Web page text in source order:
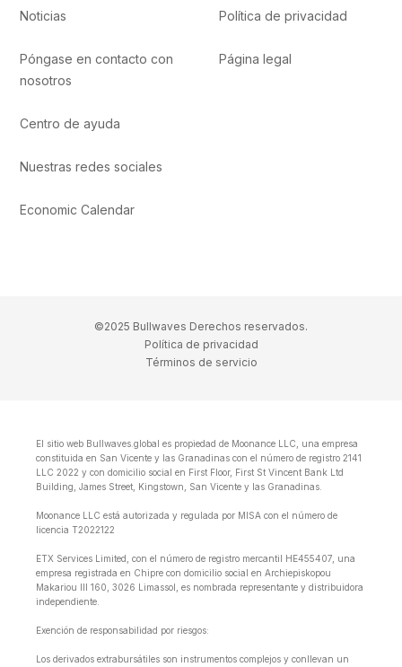
Noticias
Póngase en contacto con
nosotros
Centro de ayuda
Nuestras redes sociales
Economic Calendar
Política de privacidad
Página legal
©2025 Bullwaves Derechos reservados.
Política de privacidad
Términos de servicio
El sitio web Bullwaves.global es propiedad de Moonance LLC, una empresa
constituida en San Vicente y las Granadinas con el número de registro 2141
LLC 2022 y con domicilio social en First Floor, First St Vincent Bank Ltd
Building, James Street, Kingstown, San Vicente y las Granadinas.
Moonance LLC está autorizada y regulada por MISA con el número de
licencia T2022122
ETX Services Limited, con el número de registro mercantil HE455407, una
empresa registrada en Chipre con domicilio social en Archiepiskopou
Makariou lll 160, 3026 Limassol, es nombrada representante y distribuidora
independiente.
Exención de responsabilidad por riesgos:
Los derivados extrabursátiles son instrumentos complejos y conllevan un